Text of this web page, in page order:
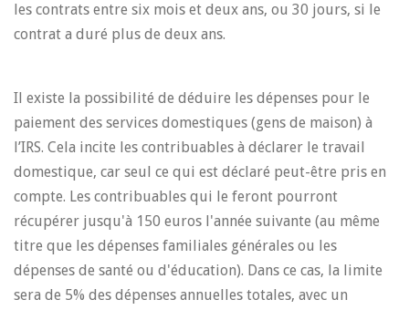
les contrats entre six mois et deux ans, ou 30 jours, si le
contrat a duré plus de deux ans.
Il existe la possibilité de déduire les dépenses pour le
paiement des services domestiques (gens de maison) à
l’IRS. Cela incite les contribuables à déclarer le travail
domestique, car seul ce qui est déclaré peut-être pris en
compte. Les contribuables qui le feront pourront
récupérer jusqu'à 150 euros l'année suivante (au même
titre que les dépenses familiales générales ou les
dépenses de santé ou d'éducation). Dans ce cas, la limite
sera de 5% des dépenses annuelles totales, avec un